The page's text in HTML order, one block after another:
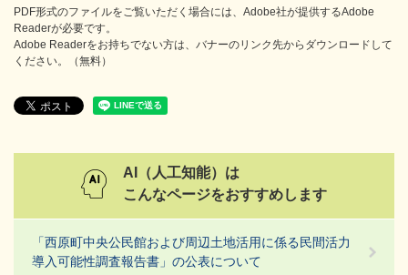
PDF形式のファイルをご覧いただく場合には、Adobe社が提供するAdobe
Readerが必要です。
Adobe Readerをお持ちでない方は、バナーのリンク先からダウンロードして
ください。（無料）
AI（人工知能）は
こんなページをおすすめします
「西原町中央公民館および周辺土地活用に係る民間活力
導入可能性調査報告書」の公表について